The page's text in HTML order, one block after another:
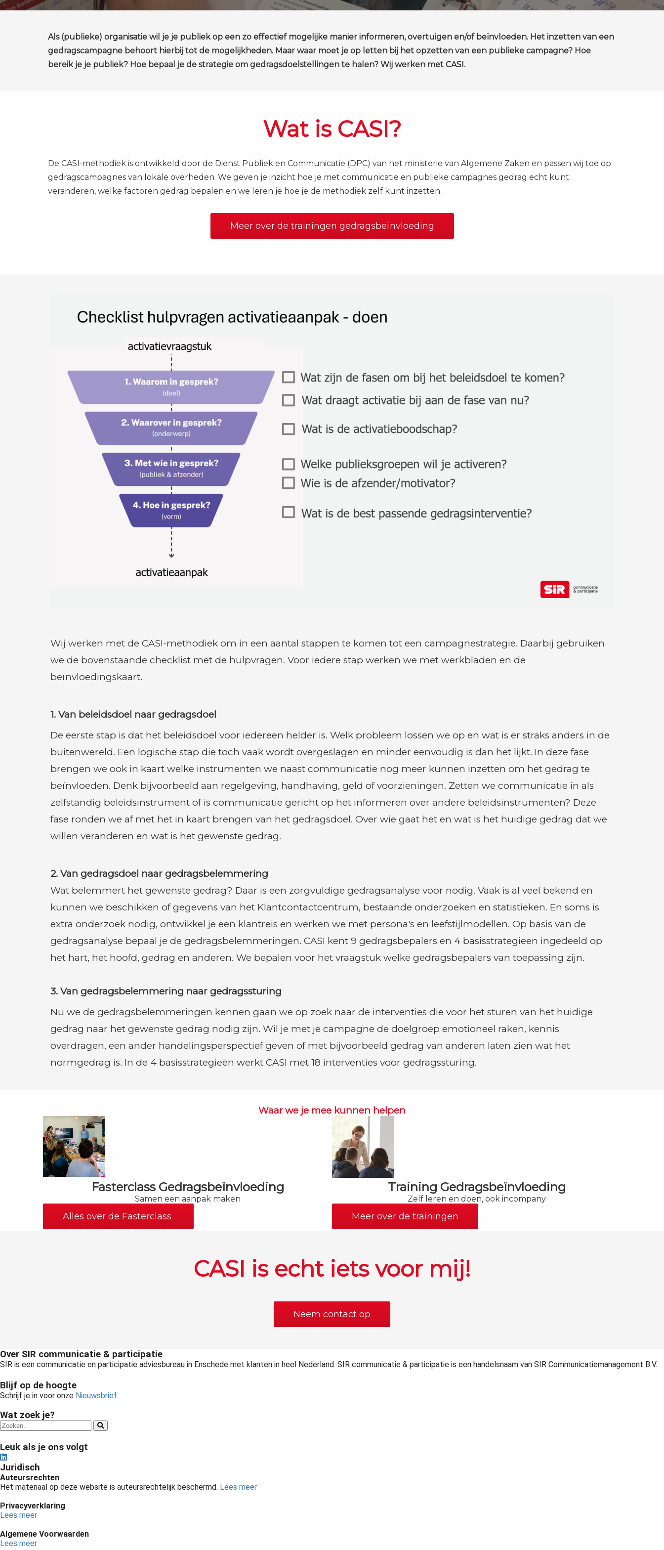
Als (publieke) organisatie wil je je publiek op een zo effectief mogelijke manier informeren, overtuigen en/of beïnvloeden. Het inzetten van een
gedragscampagne behoort hierbij tot de mogelijkheden. Maar waar moet je op letten bij het opzetten van een publieke campagne? Hoe
bereik je je publiek? Hoe bepaal je de strategie om gedragsdoelstellingen te halen? Wij werken met CASI.
Wat is CASI?
De CASI-methodiek is ontwikkeld door de Dienst Publiek en Communicatie (DPC) van het ministerie van Algemene Zaken en passen wij toe op
gedragscampagnes van lokale overheden. We geven je inzicht hoe je met communicatie en publieke campagnes gedrag echt kunt
veranderen, welke factoren gedrag bepalen en we leren je hoe je de methodiek zelf kunt inzetten.
Meer over de trainingen gedragsbeïnvloeding
Wij werken met de CASI-methodiek om in een aantal stappen te komen tot een campagnestrategie. Daarbij gebruiken
we de bovenstaande checklist met de hulpvragen. Voor iedere stap werken we met werkbladen en de
beïnvloedingskaart.
1. Van beleidsdoel naar gedragsdoel
De eerste stap is dat het beleidsdoel voor iedereen helder is. Welk probleem lossen we op en wat is er straks anders in de
buitenwereld. Een logische stap die toch vaak wordt overgeslagen en minder eenvoudig is dan het lijkt. In deze fase
brengen we ook in kaart welke instrumenten we naast communicatie nog meer kunnen inzetten om het gedrag te
beïnvloeden. Denk bijvoorbeeld aan regelgeving, handhaving, geld of voorzieningen. Zetten we communicatie in als
zelfstandig beleidsinstrument of is communicatie gericht op het informeren over andere beleidsinstrumenten? Deze
fase ronden we af met het in kaart brengen van het gedragsdoel. Over wie gaat het en wat is het huidige gedrag dat we
willen veranderen en wat is het gewenste gedrag.
2. Van gedragsdoel naar gedragsbelemmering
Wat belemmert het gewenste gedrag? Daar is een zorgvuldige gedragsanalyse voor nodig. Vaak is al veel bekend en
kunnen we beschikken of gegevens van het Klantcontactcentrum, bestaande onderzoeken en statistieken. En soms is
extra onderzoek nodig, ontwikkel je een klantreis en werken we met persona's en leefstijlmodellen. Op basis van de
gedragsanalyse bepaal je de gedragsbelemmeringen. CASI kent 9 gedragsbepalers en 4 basisstrategieën ingedeeld op
het hart, het hoofd, gedrag en anderen. We bepalen voor het vraagstuk welke gedragsbepalers van toepassing zijn.
3. Van gedragsbelemmering naar gedragssturing
Nu we de gedragsbelemmeringen kennen gaan we op zoek naar de interventies die voor het sturen van het huidige
gedrag naar het gewenste gedrag nodig zijn. Wil je met je campagne de doelgroep emotioneel raken, kennis
overdragen, een ander handelingsperspectief geven of met bijvoorbeeld gedrag van anderen laten zien wat het
normgedrag is. In de 4 basisstrategieën werkt CASI met 18 interventies voor gedragssturing.
Waar we je mee kunnen helpen
Fasterclass Gedragsbeïnvloeding
Samen een aanpak maken
Alles over de Fasterclass
Training Gedragsbeïnvloeding
Zelf leren en doen, ook incompany
Meer over de trainingen
CASI is echt iets voor mij!
Neem contact op
Over SIR communicatie & participatie
SIR is een communicatie en participatie adviesbureau in Enschede met klanten in heel Nederland. SIR communicatie & participatie is een handelsnaam van SIR Communicatiemanagement B.V.
Blijf op de hoogte
Schrijf je in voor onze Nieuwsbrief
Wat zoek je?
Leuk als je ons volgt
Juridisch
Auteursrechten
Het materiaal op deze website is auteursrechtelijk beschermd. Lees meer
Privacyverklaring
Lees meer
Algemene Voorwaarden
Lees meer